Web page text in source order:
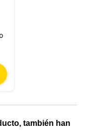
también han